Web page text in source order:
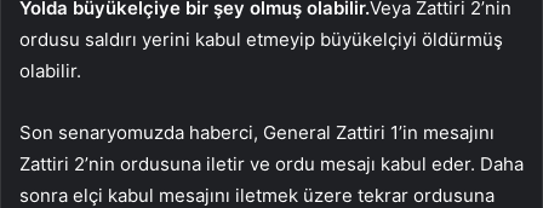
Yolda büyükelçiye bir şey olmuş olabilir.Veya Zattiri 2’nin
ordusu saldırı yerini kabul etmeyip büyükelçiyi öldürmüş
olabilir.
Son senaryomuzda haberci, General Zattiri 1’in mesajını
Zattiri 2’nin ordusuna iletir ve ordu mesajı kabul eder. Daha
sonra elçi kabul mesajını iletmek üzere tekrar ordusuna